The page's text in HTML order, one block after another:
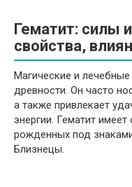
Гематит: силы
свойства,
Магические и
древности. Он часто
а также привлекает
энергии. Гематит
рожденных под
Близнецы.